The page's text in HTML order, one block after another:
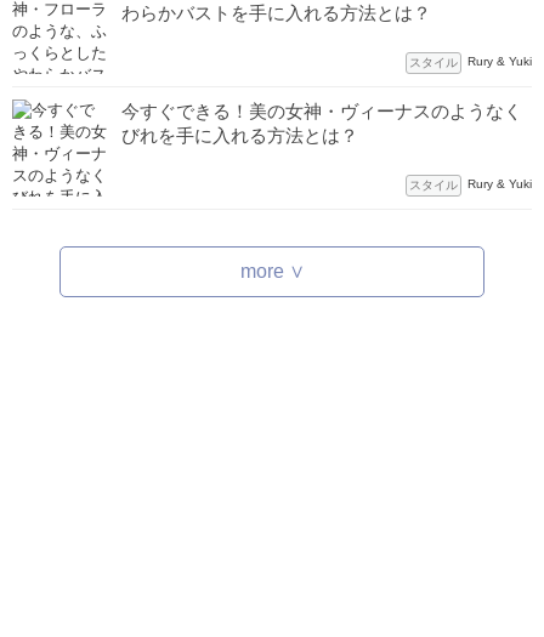
わらかバストを手に入れる方法とは？
スタイル Rury & Yuki
今すぐできる！美の女神・ヴィーナスのようなく
びれを手に入れる方法とは？
スタイル Rury & Yuki
more ∨